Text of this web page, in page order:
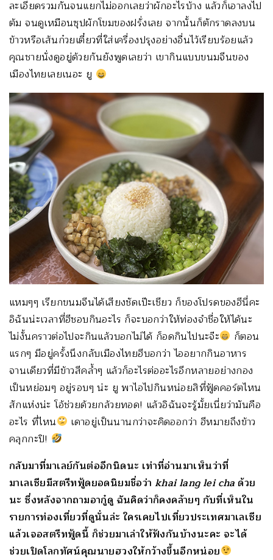
ละเอียดรวมกันจนแยกไม่ออกเลยว่าผักอะไรบ้าง แล้วก็เอาลงไป
ต้ม จนดูเหมือนซุปผักโขมของฝรั่งเลย จากนั้นก็ตักราดลงบน
ข้าวหรือเส้นก๋วยเตี๋ยวที่ใส่เครื่องปรุงอย่างอื่นไว้เรียบร้อยแล้ว
คุณชายนั่งดูอยู่ด้วยกันยังพูดเลยว่า เขากินแบบขนมจีนของ
เมืองไทยเลยเนอะ ยู
แหมๆๆ เรียกขนมจีนได้เสียงชัดเป๊ะเชียว ก็ของโปรดของฮีนี่คะ
อิฉันน่ะเวลาที่ฮีชอบกินอะไร ก็จะบอกว่าให้ท่องจำชื่อให้ได้นะ
ไม่งั้นคราวต่อไปจะกินแล้วบอกไม่ได้ ก็อดกินไปนะจ๊ะ
ก็ตอน
แรกๆ มีอยู่ครั้งนึงกลับเมืองไทยฮีบอกว่า ไออยากกินอาหาร
จานเดียวที่มีข้าวสีคล้ำๆ แล้วก็อะไรต่ออะไรอีกหลายอย่างกอง
เป็นหย่อมๆ อยู่รอบๆ น่ะ ยู พาไอไปกินหน่อยสิที่ฟู้ดคอร์ตไหน
สักแห่งน่ะ โอ้ช่วยด้วยกล้วยทอด! แล้วอิฉันจะรู้มั้ยเนี่ยว่ามันคือ
อะไร ที่ไหน
เดาอยู่เป็นนานกว่าจะคิดออกว่า ฮีหมายถึงข้าว
คลุกกะปิ!
กลับมาที่มาเลย์กันต่ออีกนิดนะ เท่าที่อ่านมาเห็นว่าที่
มาเลเซียมีสตรีทฟู้ดยอดนิยมชื่อว่า khai lang lei cha ด้วย
นะ ซึ่งหลังจากถามอากู๋ดู ฉันคิดว่าก็คงคล้ายๆ กับที่เห็นใน
รายการท่องเที่ยวที่ดูนั่นล่ะ ใครเคยไปเที่ยวประเทศมาเลเซีย
แล้วเจอสตรีทฟู้ดนี้ ก็ช่วยมาเล่าให้ฟังกันบ้างนะคะ จะได้
ช่วยเปิดโลกทัศน์คุณนายฮวงให้กว้างขึ้นอีกหน่อย